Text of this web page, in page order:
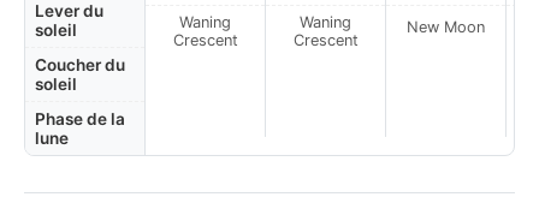
Lever du
soleil
Coucher du
soleil
Phase de la
lune
Waning
Crescent
Waning
Crescent
New Moon